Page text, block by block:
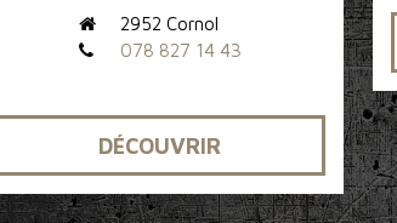
2952 Cornol
078 827 14 43
DÉCOUVRIR